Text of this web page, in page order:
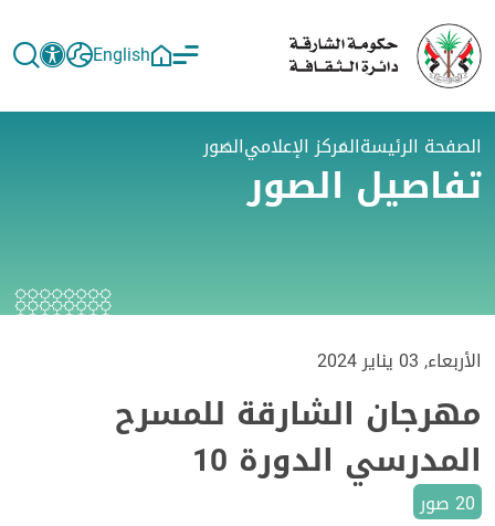
English
الصفحة الرئيسةالمركز الإعلاميالصور
تفاصيل الصور
الأربعاء, 03 يناير 2024
مهرجان الشارقة للمسرح
المدرسي الدورة 10
20 صور